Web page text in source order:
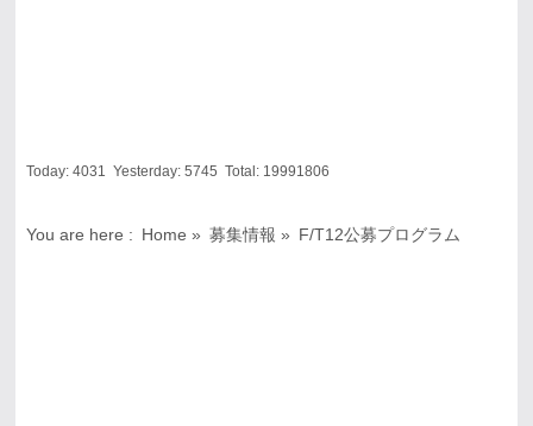
Today: 4031 Yesterday: 5745 Total: 19991806
You are here : Home » 募集情報 » F/T12公募プログラム